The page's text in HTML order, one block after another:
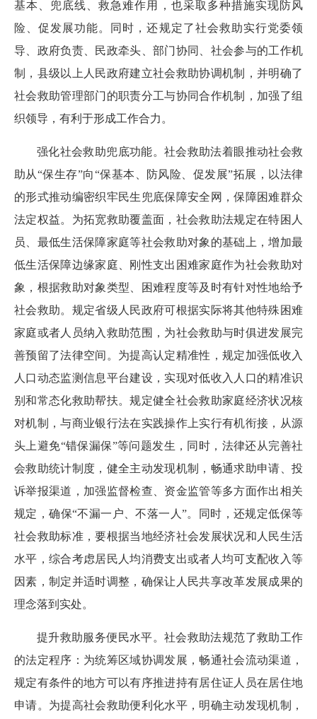
基本、兜底线、救急难作用，也采取多种措施实现防风
险、促发展功能。同时，还规定了社会救助实行党委领
导、政府负责、民政牵头、部门协同、社会参与的工作机
制，县级以上人民政府建立社会救助协调机制，并明确了
社会救助管理部门的职责分工与协同合作机制，加强了组
织领导，有利于形成工作合力。
强化社会救助兜底功能。社会救助法着眼推动社会救
助从“保生存”向“保基本、防风险、促发展”拓展，以法律
的形式推动编密织牢民生兜底保障安全网，保障困难群众
法定权益。为拓宽救助覆盖面，社会救助法规定在特困人
员、最低生活保障家庭等社会救助对象的基础上，增加最
低生活保障边缘家庭、刚性支出困难家庭作为社会救助对
象，根据救助对象类型、困难程度等及时有针对性地给予
社会救助。规定省级人民政府可根据实际将其他特殊困难
家庭或者人员纳入救助范围，为社会救助与时俱进发展完
善预留了法律空间。为提高认定精准性，规定加强低收入
人口动态监测信息平台建设，实现对低收入人口的精准识
别和常态化救助帮扶。规定健全社会救助家庭经济状况核
对机制，与商业银行法在实践操作上实行有机衔接，从源
头上避免“错保漏保”等问题发生，同时，法律还从完善社
会救助统计制度，健全主动发现机制，畅通求助申请、投
诉举报渠道，加强监督检查、资金监管等多方面作出相关
规定，确保“不漏一户、不落一人”。同时，还规定低保等
社会救助标准，要根据当地经济社会发展状况和人民生活
水平，综合考虑居民人均消费支出或者人均可支配收入等
因素，制定并适时调整，确保让人民共享改革发展成果的
理念落到实处。
提升救助服务便民水平。社会救助法规范了救助工作
的法定程序：为统筹区域协调发展，畅通社会流动渠道，
规定有条件的地方可以有序推进持有居住证人员在居住地
申请。为提高社会救助便利化水平，明确主动发现机制，